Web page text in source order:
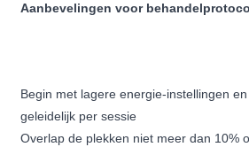
Aanbevelingen voor
Begin met lagere energie-instellingen
geleidelijk per sessie
Overlap de plekken niet meer dan 10%